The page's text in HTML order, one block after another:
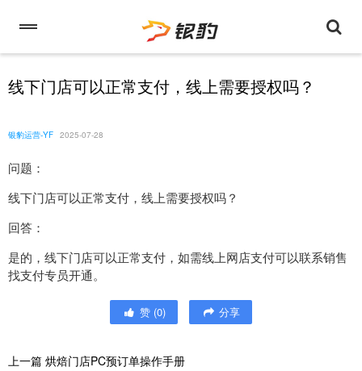
线下门店可以正常支付，线上需要授权吗？
银豹运营-YF 2025-07-28
问题：
线下门店可以正常支付，线上需要授权吗？
回答：
是的，线下门店可以正常支付，如需线上网店支付可以联系销售
找支付专员开通。
赞 (0) 分享
上一篇 烘焙门店PC预订单操作手册